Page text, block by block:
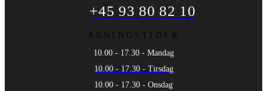
+45 93 80 82 10
ÅBNINGSTIDER
10.00 - 17.30 - Mandag
10.00 - 17.30 - Tirsdag
10.00 - 17.30 - Onsdag